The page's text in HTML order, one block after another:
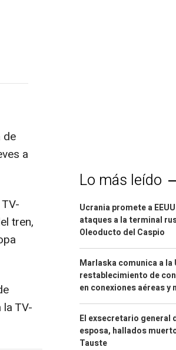
de
a
tren,
TV-
Lo más leído
Ucrania promete a
ataques a la terminal
Oleoducto del Caspio
Marlaska comunica a la
restablecimiento de
en conexiones aéreas
El exsecretario general
esposa, hallados
Tauste